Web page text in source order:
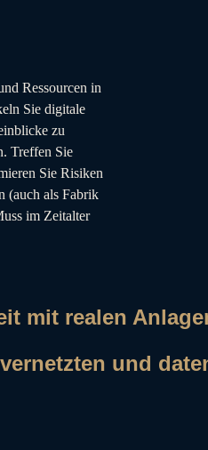
Ressourcen in
Sie digitale
zu
Treffen Sie
Sie Risiken
(auch als Fabrik
im Zeitalter
mit realen
und